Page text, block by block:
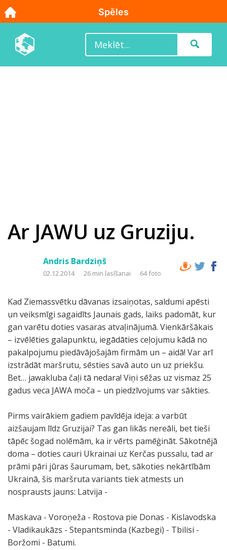
Ar JAWU uz Gruziju.
Andris Bardziņš
02.12.2014 26 min lasīšanai 64 foto
Kad Ziemassvētku dāvanas izsaiņotas, saldumi apēsti
un veiksmīgi sagaidīts Jaunais gads, laiks padomāt, kur
gan varētu doties vasaras atvaļinājumā. Vienkāršākais
– izvēlēties galapunktu, iegādāties ceļojumu kādā no
pakalpojumu piedāvājošajām firmām un – aidā! Var arī
izstrādāt maršrutu, sēsties savā auto un uz priekšu.
Bet… jawakluba čaļi tā nedara! Viņi sēžas uz vismaz 25
gadus veca JAWA moča – un piedzīvojums var sākties.
Pirms vairākiem gadiem pavīdēja ideja: a varbūt
aizšaujam līdz Gruzijai? Tas gan likās nereāli, bet tieši
tāpēc šogad nolēmām, ka ir vērts pamēģināt. Sākotnējā
doma – doties cauri Ukrainai uz Kerčas pussalu, tad ar
prāmi pāri jūras šaurumam, bet, sākoties nekārtībām
Ukrainā, šis maršruta variants tiek atmests un
nosprausts jauns: Latvija -
Maskava - Voroņeža - Rostova pie Donas - Kislavodska
- Vladikaukāzs - Stepantsminda (Kazbegi) - Tbilisi -
Boržomi - Batumi.